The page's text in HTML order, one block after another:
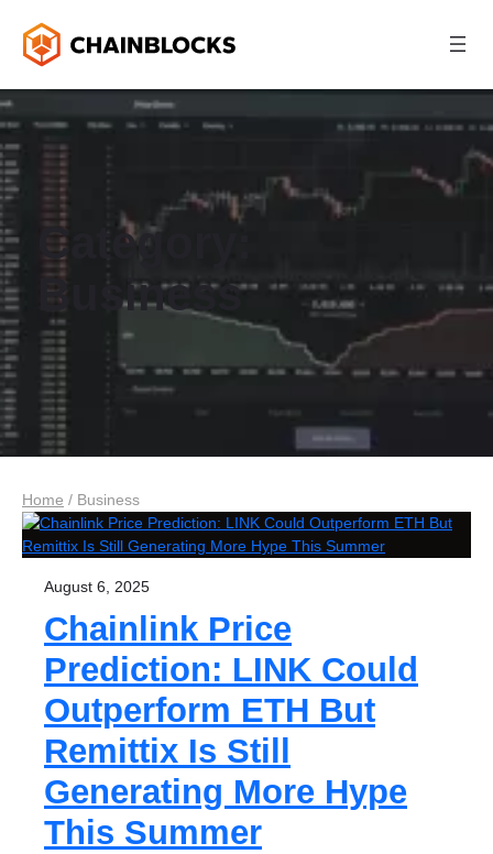
Category:
Business
Home / Business
August 6, 2025
Chainlink Price
Prediction: LINK Could
Outperform ETH But
Remittix Is Still
Generating More Hype
This Summer